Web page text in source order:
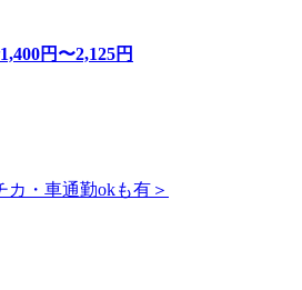
1,400円〜2,125円
・車通勤okも有＞